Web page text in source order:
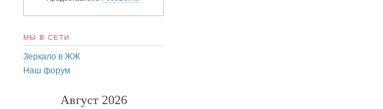
МЫ В СЕТИ
Зеркало в ЖЖ
Наш форум
Август 2026